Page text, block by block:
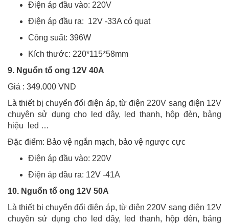
Điện áp đầu vào: 220V
Điện áp đầu ra: 12V -33A có quạt
Công suất: 396W
Kích thước: 220*115*58mm
9. Nguổn tổ ong 12V 40A
Giá : 349.000 VND
Là thiết bị chuyển đổi điện áp, từ điện 220V sang điện 12V
chuyên sử dụng cho led dây, led thanh, hộp đèn, bảng
hiệu led …
Đặc điểm: Bảo vệ ngắn mạch, bảo vệ ngược cực
Điện áp đầu vào: 220V
Điện áp đầu ra: 12V -41A
10. Nguổn tổ ong 12V 50A
Là thiết bị chuyển đổi điện áp, từ điện 220V sang điện 12V
chuyên sử dụng cho led dây, led thanh, hộp đèn, bảng